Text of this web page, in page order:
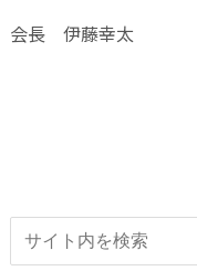
会長 伊藤幸太